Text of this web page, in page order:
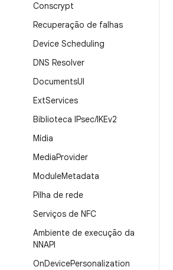
Conscrypt
Recuperação de falhas
Device Scheduling
DNS Resolver
DocumentsUI
ExtServices
Biblioteca IPsec/IKEv2
Mídia
MediaProvider
ModuleMetadata
Pilha de rede
Serviços de NFC
Ambiente de execução da
NNAPI
OnDevicePersonalization